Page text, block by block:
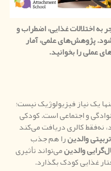
به اختلالات غذایی، اضطراب و
پژوهش‌های علمی، آمار
عملی را بخوانید.
یک نیاز فیزیولوژیک نیست؛
و اجتماعی است. کودکی
نه‌فقط کالری دریافت می‌کند
والدینرا هم جذب
والدینمی‌تواند تأثیری
غذایی کودک بگذارد.